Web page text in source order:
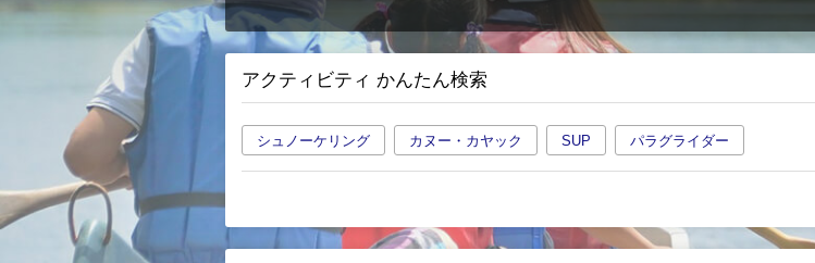
アクティビティ かんたん検索
シュノーケリング カヌー・カヤック SUP パラグライダー